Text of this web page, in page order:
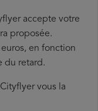
accepte votre
proposée.
en fonction
du retard.
vous la